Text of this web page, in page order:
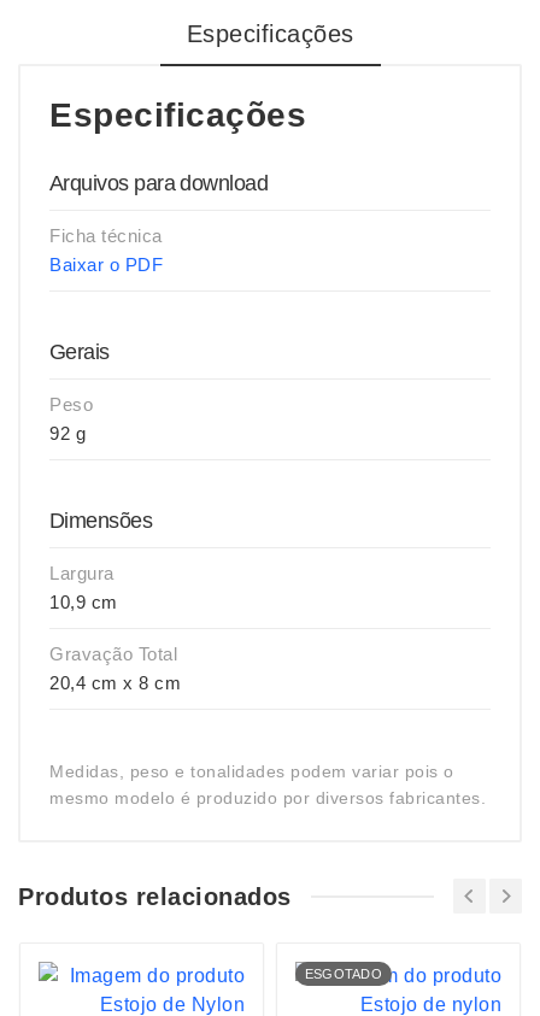
Especificações
Especificações
Arquivos para download
Ficha técnica
Baixar o PDF
Gerais
Peso
92 g
Dimensões
Largura
10,9 cm
Gravação Total
20,4 cm x 8 cm
Medidas, peso e tonalidades podem variar pois o
mesmo modelo é produzido por diversos fabricantes.
Produtos relacionados
ESGOTADO